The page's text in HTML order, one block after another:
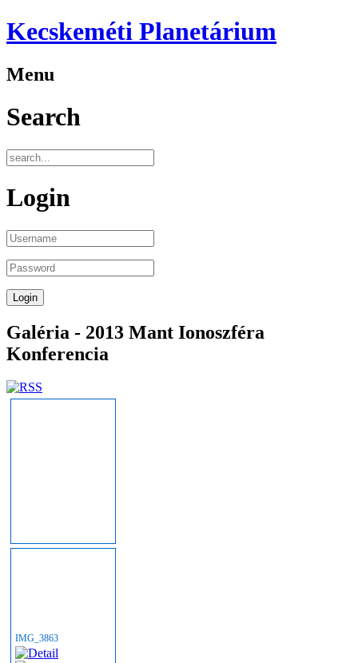
Kecskeméti Planetárium
Menu
Search
Login
Galéria - 2013 Mant Ionoszféra
Konferencia
IMG_3863